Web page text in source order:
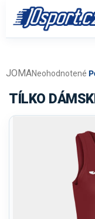
obsah
Priemerné
produktu
je
0,0
Neohodnotené
JOMA
TÍLKO